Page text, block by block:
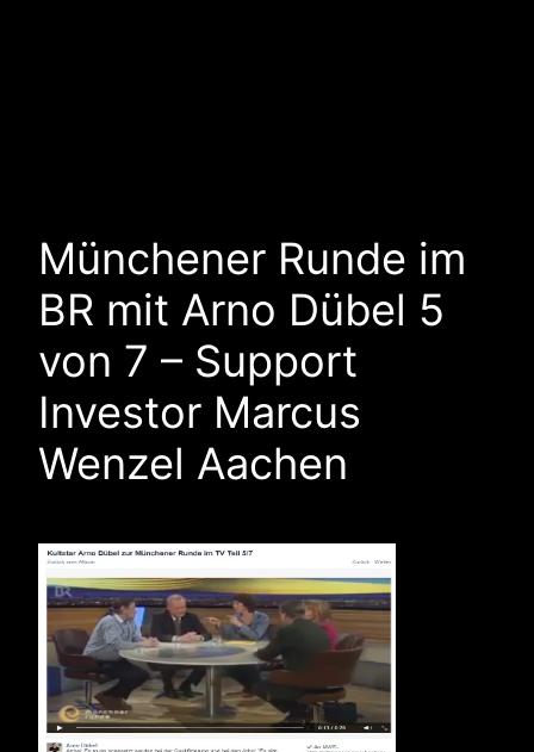
Münchener Runde im
BR mit Arno Dübel 5
von 7 – Support
Investor Marcus
Wenzel Aachen